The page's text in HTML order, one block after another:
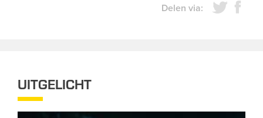
Delen via:
UITGELICHT